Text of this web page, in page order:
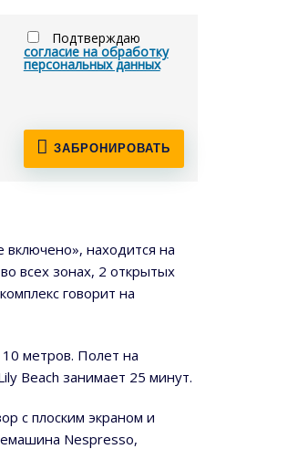
Подтверждаю
согласие на обработку
персональных данных
ЗАБРОНИРОВАТЬ
включено», находится на
всех зонах, 2 открытых
говорит на
метров. Полет на
Beach занимает 25 минут.
с плоским экраном и
Nespresso,